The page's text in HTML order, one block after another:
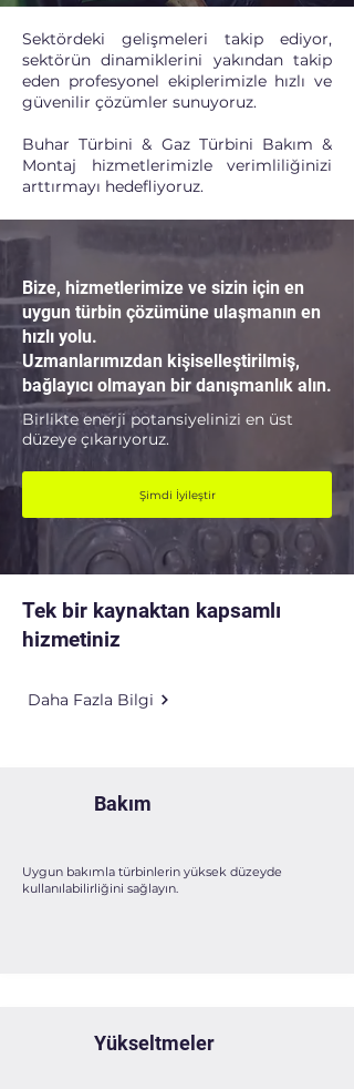
Sektördeki gelişmeleri takip ediyor,
sektörün dinamiklerini yakından takip
eden profesyonel ekiplerimizle hızlı ve
güvenilir çözümler sunuyoruz.
Buhar Türbini & Gaz Türbini Bakım &
Montaj hizmetlerimizle verimliliğinizi
arttırmayı hedefliyoruz.
Bize, hizmetlerimize ve sizin için en
uygun türbin çözümüne ulaşmanın en
hızlı yolu.
Uzmanlarımızdan kişiselleştirilmiş,
bağlayıcı olmayan bir danışmanlık alın.
Birlikte enerji potansiyelinizi en üst
düzeye çıkarıyoruz.
Şimdi İyileştir
​Tek bir kaynaktan kapsamlı
hizmetiniz
Daha Fazla Bilgi
Bakım
Uygun bakımla türbinlerin yüksek düzeyde
kullanılabilirliğini sağlayın.
Yükseltmeler